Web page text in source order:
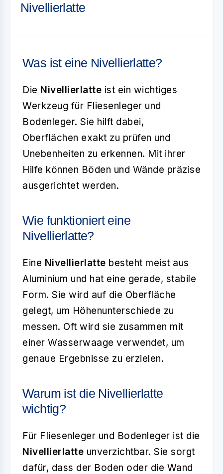
Nivellierlatte
Was ist eine Nivellierlatte?
Die Nivellierlatte ist ein wichtiges
Werkzeug für Fliesenleger und
Bodenleger. Sie hilft dabei,
Oberflächen exakt zu prüfen und
Unebenheiten zu erkennen. Mit ihrer
Hilfe können Böden und Wände präzise
ausgerichtet werden.
Wie funktioniert eine
Nivellierlatte?
Eine Nivellierlatte besteht meist aus
Aluminium und hat eine gerade, stabile
Form. Sie wird auf die Oberfläche
gelegt, um Höhenunterschiede zu
messen. Oft wird sie zusammen mit
einer Wasserwaage verwendet, um
genaue Ergebnisse zu erzielen.
Warum ist die Nivellierlatte
wichtig?
Für Fliesenleger und Bodenleger ist die
Nivellierlatte unverzichtbar. Sie sorgt
dafür, dass der Boden oder die Wand